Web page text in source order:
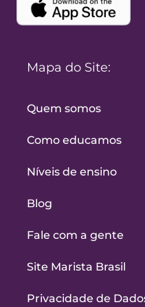
Mapa do Site:
Quem somos
Como educamos
Níveis de ensino
Blog
Fale com a gente
Site Marista Brasil
Privacidade de